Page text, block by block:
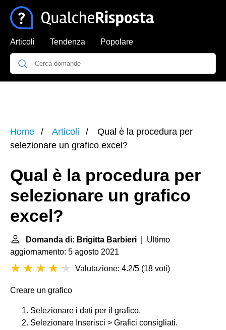
Articoli Tendenza Popolare
Home Articoli
Qual è la procedura per
selezionare un grafico excel?
Qual è la procedura per
selezionare un grafico
excel?
Domanda di: Brigitta Barbieri | Ultimo
aggiornamento: 5 agosto 2021
Valutazione: 4.2/5 (18 voti)
Creare un grafico
Selezionare i dati per il grafico.
Selezionare Inserisci > Grafici consigliati.